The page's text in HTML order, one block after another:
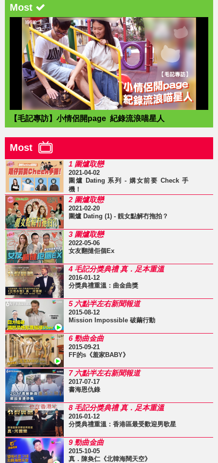
Most
【毛記專訪】小情侶開page 紀錄流浪喵星人
Most
1 圍爐取戀
2021-04-02
圍爐 Dating 系列 - 媾女前要 Check 手
機！
2 圍爐取戀
2021-02-20
圍爐 Dating (1) - 靚女點解冇拖拍？
3 圍爐取戀
2022-05-06
女友翻撻佢個Ex
4 毛記分獎典禮 真．足本重溫
2016-01-12
分獎典禮重溫：曲金曲獎
5 六點半左右新聞報道
2015-08-12
Mission Impossible 破繭行動
6 勁曲金曲
2015-09-21
FF的s《羞家BABY》
7 六點半左右新聞報道
2017-07-17
書海恩仇錄
8 毛記分獎典禮 真．足本重溫
2016-01-12
分獎典禮重溫：香港區最受歡迎男歌星
9 勁曲金曲
2015-10-05
真．陳奐仁《北韓海闊天空》